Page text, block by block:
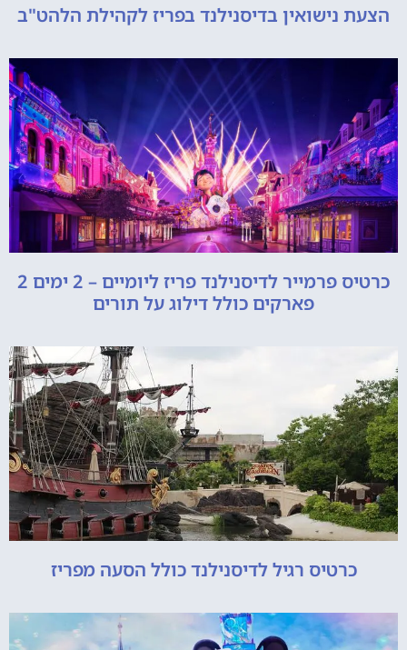
הצעת נישואין בדיסנילנד בפריז לקהילת הלהט"ב
כרטיס פרמייר לדיסנילנד פריז ליומיים – 2 ימים 2
פארקים כולל דילוג על תורים
כרטיס רגיל לדיסנילנד כולל הסעה מפריז